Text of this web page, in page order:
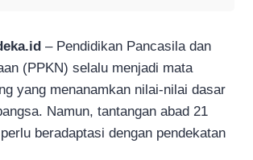
– Pendidikan Pancasila dan
(PPKN) selalu menjadi mata
yang menanamkan nilai-nilai dasar
Namun, tantangan abad 21
beradaptasi dengan pendekatan